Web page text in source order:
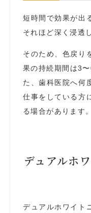
短時間で効果が出
それほど深く浸透
そのため、色戻り
果の持続期間は3
た、歯科医院へ何
仕事をしている方
る場合があります。
デュアルホ
デュアルホワイト